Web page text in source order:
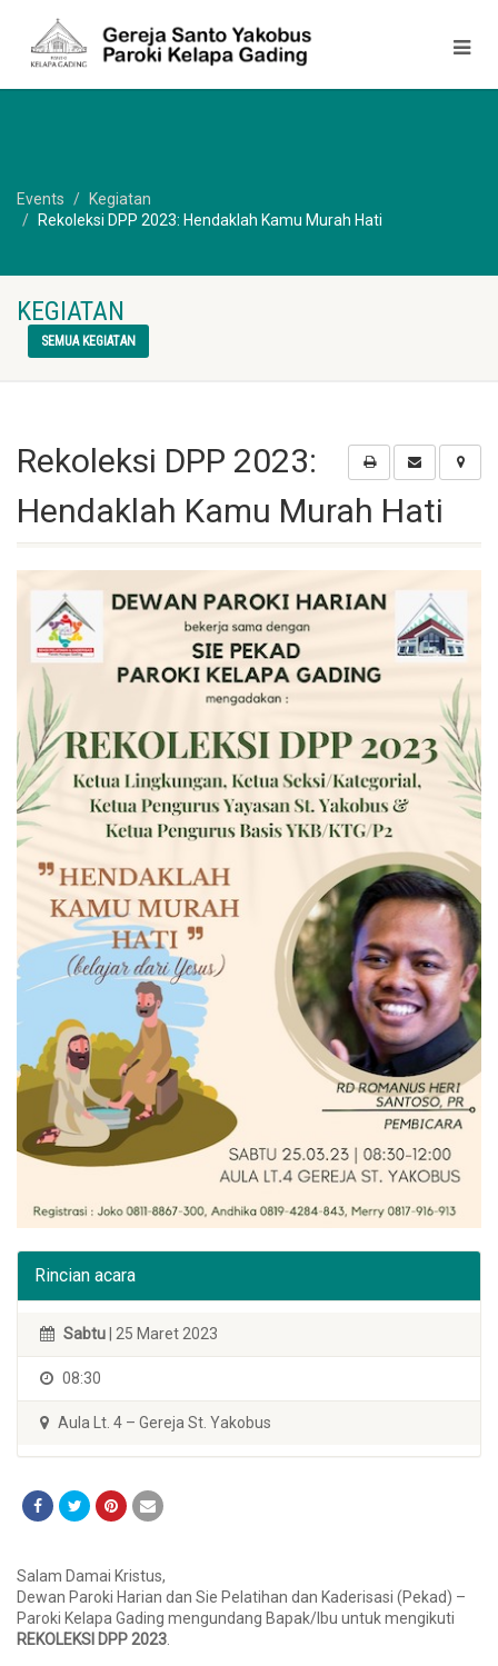
Events
Kegiatan
Rekoleksi DPP 2023: Hendaklah Kamu Murah Hati
KEGIATAN
SEMUA KEGIATAN
Rekoleksi DPP 2023:
Hendaklah Kamu Murah Hati
Rincian acara
Sabtu| 25 Maret 2023
08:30
Aula Lt. 4 – Gereja St. Yakobus
Salam Damai Kristus,
Dewan Paroki Harian dan Sie Pelatihan dan Kaderisasi (Pekad) –
Paroki Kelapa Gading mengundang Bapak/Ibu untuk mengikuti
REKOLEKSI DPP 2023